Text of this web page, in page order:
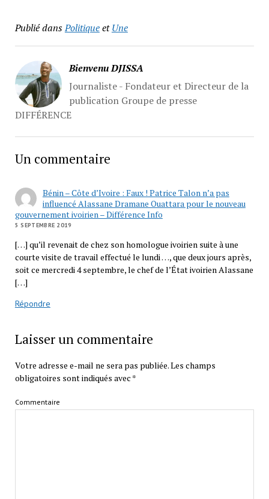
Publié dansPolitiqueetUne
Bienvenu DJISSA
Journaliste - Fondateur et Directeur de la
publication Groupe de presse
DIFFÉRENCE
Un commentaire
Bénin – Côte d’Ivoire : Faux ! Patrice Talon n’a pas
influencé Alassane Dramane Ouattara pour le nouveau
gouvernement ivoirien – Différence Info
5 SEPTEMBRE 2019
[…] qu’il revenait de chez son homologue ivoirien suite à une
courte visite de travail effectué le lundi …, que deux jours après,
soit ce mercredi 4 septembre, le chef de l’État ivoirien Alassane
[…]
Répondre
Laisser un commentaire
Votre adresse e-mail ne sera pas publiée.Les champs
obligatoires sont indiqués avec *
Commentaire